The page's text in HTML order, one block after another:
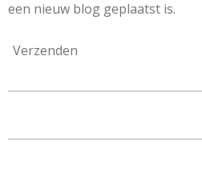
een nieuw blog geplaatst is.
Verzenden